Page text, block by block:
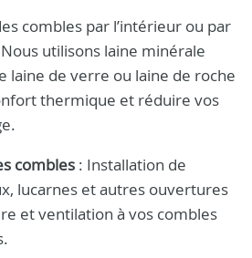
combles par l’intérieur ou par
utilisons laine minérale
laine de verre ou laine de roche
thermique et réduire vos
combles : Installation de
lucarnes et autres ouvertures
et ventilation à vos combles